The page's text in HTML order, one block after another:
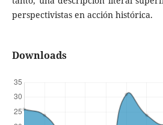
perspectivistas en acción histórica.
Downloads